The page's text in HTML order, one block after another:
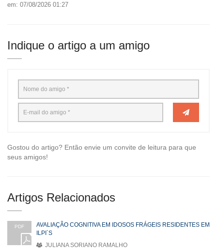
em: 07/08/2026 01:27
Indique o artigo a um amigo
Gostou do artigo? Então envie um convite de leitura para que
seus amigos!
Artigos Relacionados
PDF
AVALIAÇÃO COGNITIVA EM IDOSOS FRÁGEIS RESIDENTES EM
ILPI´S
JULIANA SORIANO RAMALHO